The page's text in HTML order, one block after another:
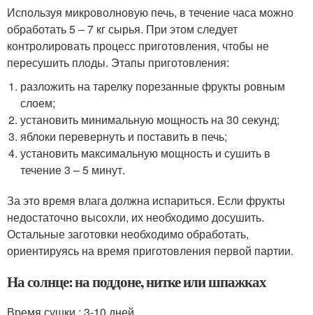
Используя микроволновую печь, в течение часа можно
обработать 5 – 7 кг сырья. При этом следует
контролировать процесс приготовления, чтобы не
пересушить плоды. Этапы приготовления:
разложить на тарелку порезанные фрукты ровным
слоем;
установить минимальную мощность на 30 секунд;
яблоки перевернуть и поставить в печь;
установить максимальную мощность и сушить в
течение 3 – 5 минут.
За это время влага должна испариться. Если фрукты
недостаточно высохли, их необходимо досушить.
Остальные заготовки необходимо обработать,
ориентируясь на время приготовления первой партии.
На солнце: на поддоне, нитке или шпажках